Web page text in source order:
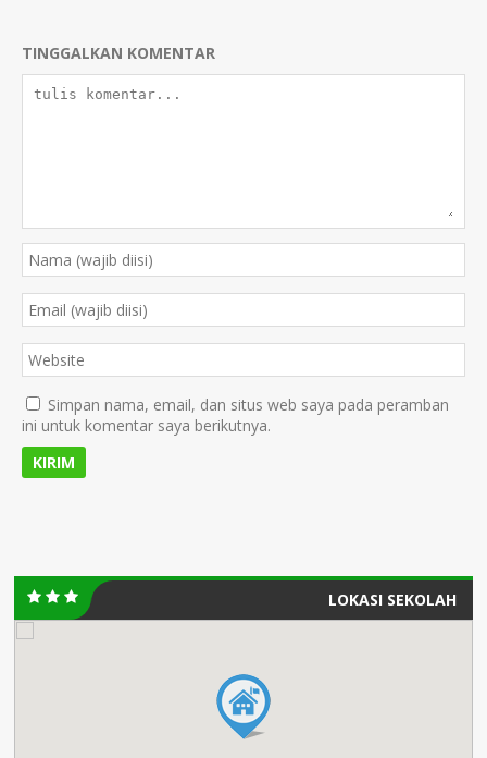
TINGGALKAN KOMENTAR
Simpan nama, email, dan situs web saya pada peramban
ini untuk komentar saya berikutnya.
LOKASI SEKOLAH